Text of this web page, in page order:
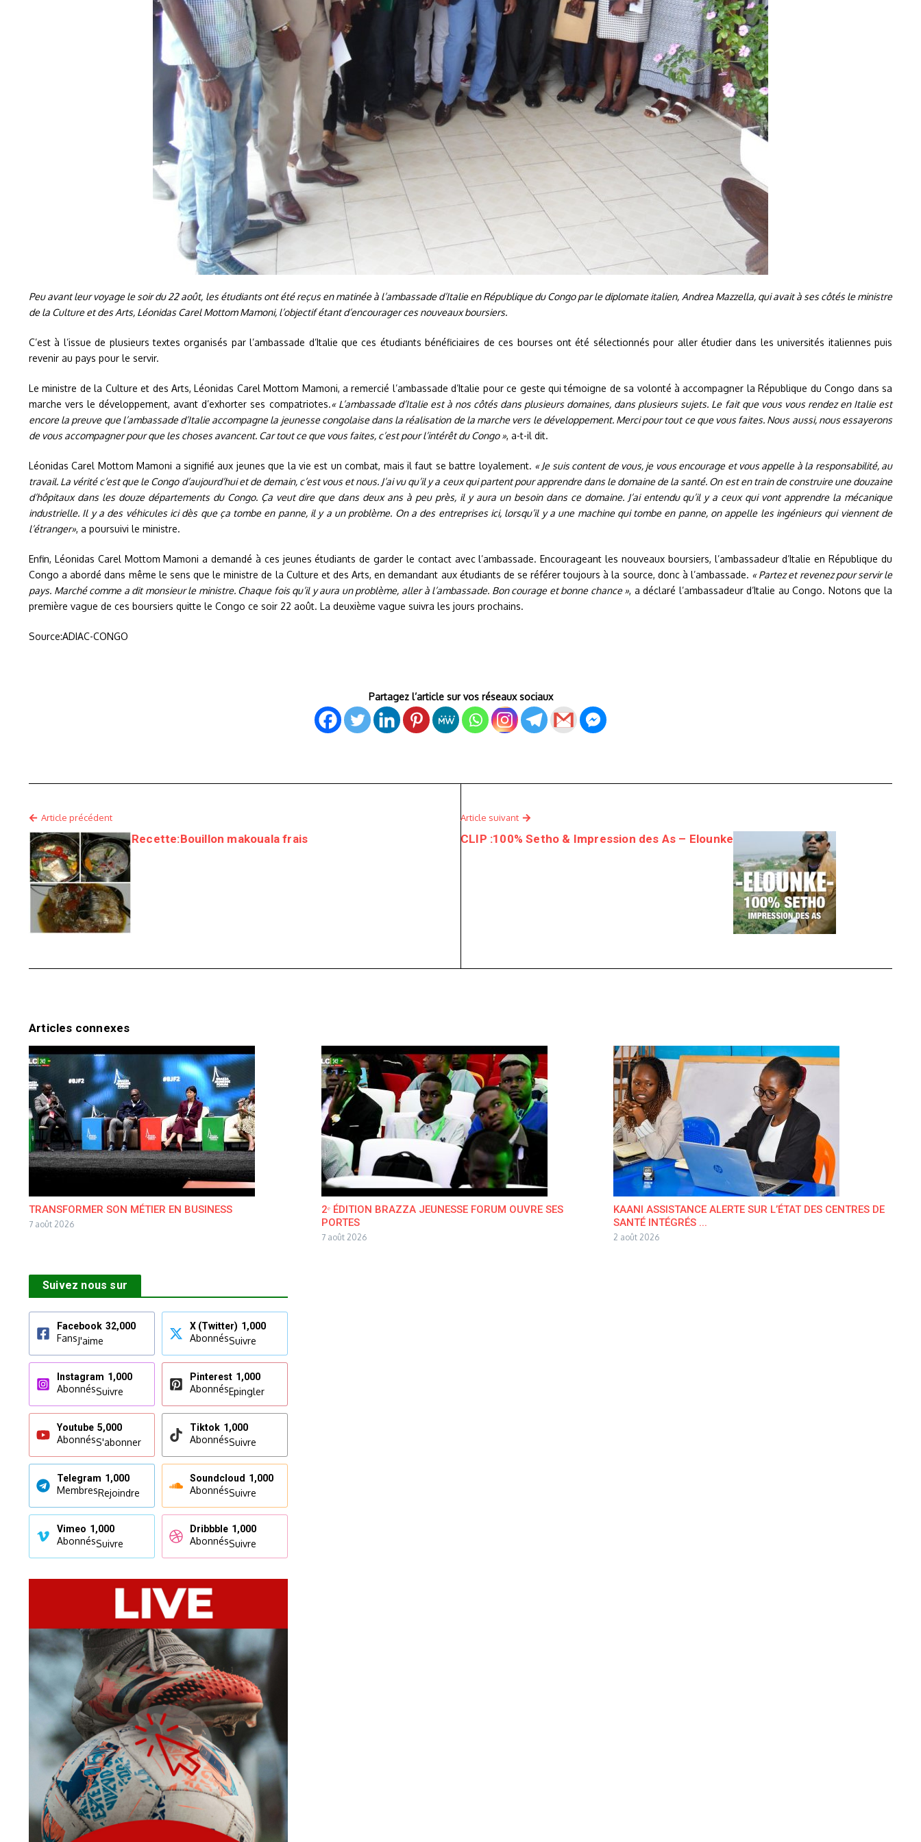
Peu avant leur voyage le soir du 22 août, les étudiants ont été reçus en matinée à l’ambassade d’Italie en République du Congo par le diplomate italien, Andrea Mazzella, qui avait à ses côtés le ministre
de la Culture et des Arts, Léonidas Carel Mottom Mamoni, l’objectif étant d’encourager ces nouveaux boursiers.
C’est à l’issue de plusieurs textes organisés par l’ambassade d’Italie que ces étudiants bénéficiaires de ces bourses ont été sélectionnés pour aller étudier dans les universités italiennes puis
revenir au pays pour le servir.
Le ministre de la Culture et des Arts, Léonidas Carel Mottom Mamoni, a remercié l’ambassade d’Italie pour ce geste qui témoigne de sa volonté à accompagner la République du Congo dans sa
marche vers le développement, avant d’exhorter ses compatriotes.« L’ambassade d’Italie est à nos côtés dans plusieurs domaines, dans plusieurs sujets. Le fait que vous vous rendez en Italie est
encore la preuve que l’ambassade d’Italie accompagne la jeunesse congolaise dans la réalisation de la marche vers le développement. Merci pour tout ce que vous faites. Nous aussi, nous essayerons
de vous accompagner pour que les choses avancent. Car tout ce que vous faites, c’est pour l’intérêt du Congo », a-t-il dit.
Léonidas Carel Mottom Mamoni a signifié aux jeunes que la vie est un combat, mais il faut se battre loyalement. « Je suis content de vous, je vous encourage et vous appelle à la responsabilité, au
travail. La vérité c’est que le Congo d’aujourd’hui et de demain, c’est vous et nous. J’ai vu qu’il y a ceux qui partent pour apprendre dans le domaine de la santé. On est en train de construire une douzaine
d’hôpitaux dans les douze départements du Congo. Ça veut dire que dans deux ans à peu près, il y aura un besoin dans ce domaine. J’ai entendu qu’il y a ceux qui vont apprendre la mécanique
industrielle. Il y a des véhicules ici dès que ça tombe en panne, il y a un problème. On a des entreprises ici, lorsqu’il y a une machine qui tombe en panne, on appelle les ingénieurs qui viennent de
l’étranger», a poursuivi le ministre.
Enfin, Léonidas Carel Mottom Mamoni a demandé à ces jeunes étudiants de garder le contact avec l’ambassade. Encourageant les nouveaux boursiers, l’ambassadeur d’Italie en République du
Congo a abordé dans même le sens que le ministre de la Culture et des Arts, en demandant aux étudiants de se référer toujours à la source, donc à l’ambassade. « Partez et revenez pour servir le
pays. Marché comme a dit monsieur le ministre. Chaque fois qu’il y aura un problème, aller à l’ambassade. Bon courage et bonne chance », a déclaré l’ambassadeur d’Italie au Congo. Notons que la
première vague de ces boursiers quitte le Congo ce soir 22 août. La deuxième vague suivra les jours prochains.
Source:ADIAC-CONGO
Partagez l’article sur vos réseaux sociaux
Article précédent
Recette:Bouillon makouala frais
Article suivant
CLIP :100% Setho & Impression des As – Elounke
Articles connexes
TRANSFORMER SON MÉTIER EN BUSINESS
7 août 2026
2ᵉ ÉDITION BRAZZA JEUNESSE FORUM OUVRE SES
PORTES
7 août 2026
KAANI ASSISTANCE ALERTE SUR L’ÉTAT DES CENTRES DE
SANTÉ INTÉGRÉS ...
2 août 2026
Suivez nous sur
Facebook 32,000
FansJ'aime
X (Twitter) 1,000
AbonnésSuivre
Instagram 1,000
AbonnésSuivre
Pinterest 1,000
AbonnésEpingler
Youtube 5,000
AbonnésS'abonner
Tiktok 1,000
AbonnésSuivre
Telegram 1,000
MembresRejoindre
Soundcloud 1,000
AbonnésSuivre
Vimeo 1,000
AbonnésSuivre
Dribbble 1,000
AbonnésSuivre